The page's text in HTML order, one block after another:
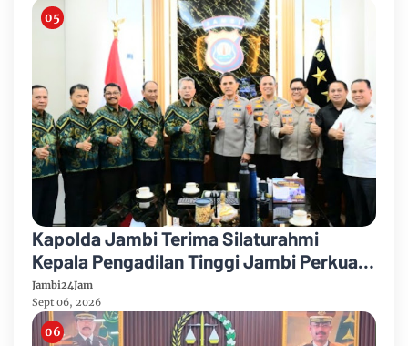
Kapolda Jambi Terima Silaturahmi
Kepala Pengadilan Tinggi Jambi Perkuat
Sinergi Antar Lembaga
Jambi24Jam
Sept 06, 2026